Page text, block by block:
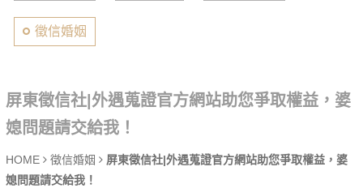
徵信婚姻
屏東徵信社|外遇蒐證官方網站助您爭取權益，婆
媳問題請交給我！
HOME 徵信婚姻
屏東徵信社|外遇蒐證官方網站助您爭取權益，婆
媳問題請交給我！